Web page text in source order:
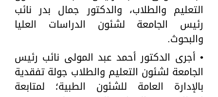
التعليم والطلاب، والدكتور جمال بدر نائب
رئيس الجامعة لشئون الدراسات العليا
والبحوث.
• أجرى الدكتور أحمد عبد المولى نائب رئيس
الجامعة لشئون التعليم والطلاب جولة تفقدية
بالإدارة العامة للشئون الطبية؛ لمتابعة